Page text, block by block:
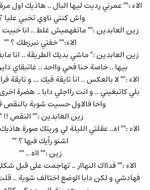
الاء :"" عمرني رديت ليها البال .. هاذيك اول
واش كنتي ناوي تخبي عليا
زين العابدين :"" ماتفهميش غلط .. انا
الاء:"" خفتي نبرزطك ؟ ""
زين العابدين :" ماشي بديك الطريقة .. انا
بيها .. خاصة حنا فحي وااحد .. غاتبقاي
الاء :"" لا بالعكس .. انا تايقة فيك ... و تايقة
بلي كاتبغيني .. و انت رااجلي دابا .. هضرة
واخا فالاول حسيت شوية بالنقص
زين العابدين :"" النقص !!
الاء :"" اه.. عقلتي الليلة لي وريتك صورة
اشنو رأيك فبها ؟ ""
زين :"" ااه .. ""
الاء :"" فدااك النهاار .. تهاجمت على قبل
فهادشي و لكن دابا الوضع اختالف شوية ..